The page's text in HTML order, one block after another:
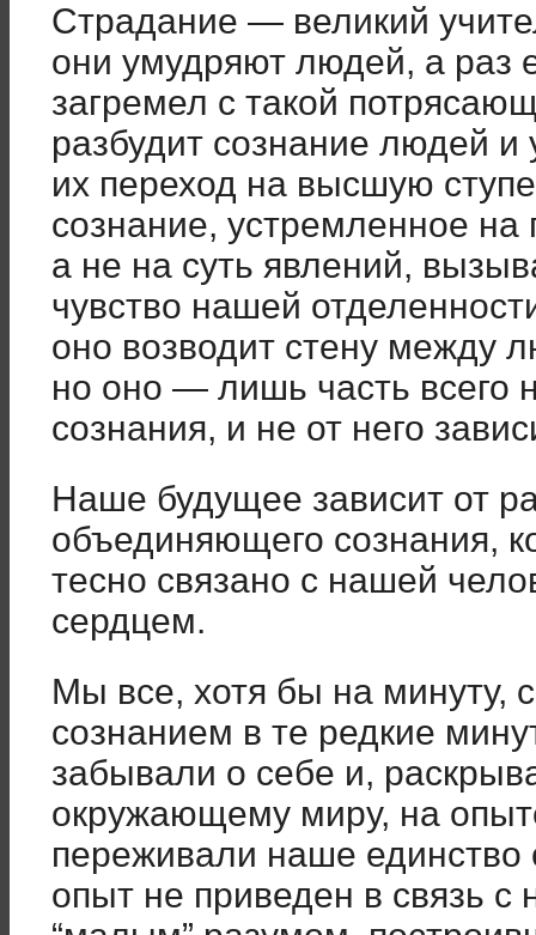
Страдание — великий
они умудряют людей, а раз
загремел с такой
разбудит сознание людей и
их переход на высшую
сознание, устремленное на
а не на суть явлений,
чувство нашей
оно возводит стену между
но оно — лишь часть всего
сознания, и не от него
Наше будущее зависит от
объединяющего сознания,
тесно связано с нашей
сердцем.
Мы все, хотя бы на минуту,
сознанием в те редкие
забывали о себе и,
окружающему миру, на
переживали наше единство
опыт не приведен в связь с